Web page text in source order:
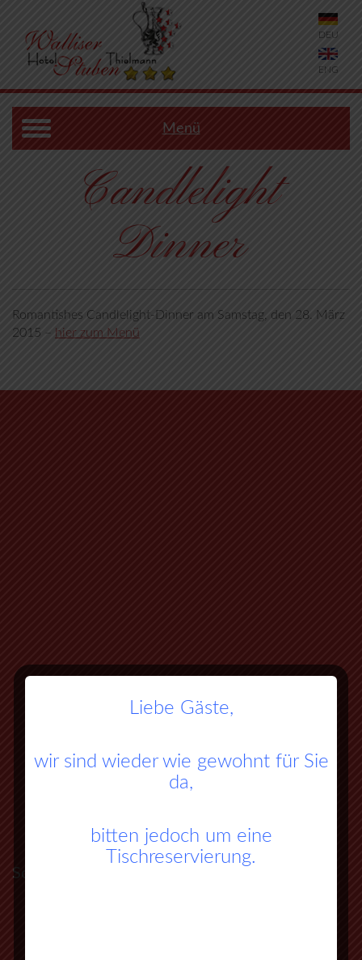
DEU
ENG
Menü
Candlelight
Dinner
Romantishes Candlelight-Dinner am Samstag, den 28. März
2015 – hier zum Menü
So finden Sie zu uns:
Liebe Gäste,
wir sind wieder wie gewohnt für Sie
da,
bitten jedoch um eine
Tischreservierung.